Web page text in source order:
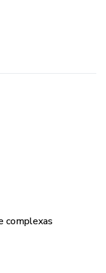
complexas